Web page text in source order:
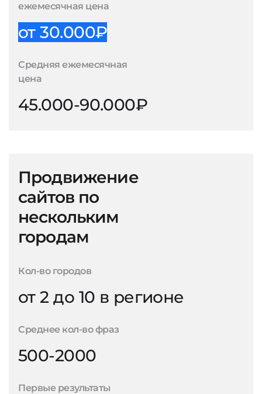
ежемесячная цена
от 30.000₽
Средняя ежемесячная
цена
45.000-90.000₽
Продвижение
сайтов по
нескольким
городам
Кол-во городов
от 2 до 10 в регионе
Среднее кол-во фраз
500-2000
Первые результаты